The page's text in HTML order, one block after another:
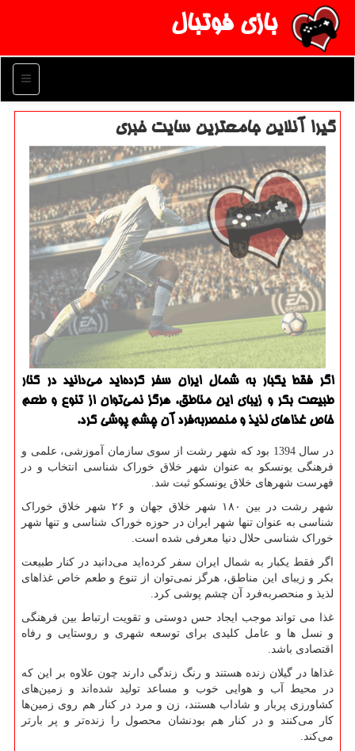
بازی فوتبال
منو
گیرا آنلاین جامعترین سایت خبری
اگر فقط یكبار به شمال ایران سفر كرده‌اید می‌دانید در كنار
طبیعت بكر و زیبای این مناطق، هرگز نمی‌توان از تنوع و طعم
خاص غذا‌های لذیذ و منحصر‌به‌فرد آن چشم پوشی كرد.
در سال 1394 بود که شهر رشت از سوی سازمان آموزشی، علمی و
فرهنگی یونسکو به عنوان شهر خلاق خوراک شناسی انتخاب و در
فهرست شهرهای خلاق یونسکو ثبت شد.
شهر رشت در بین ۱۸۰ شهر خلاق جهان و ۲۶ شهر خلاق خوراک
شناسی به عنوان تنها شهر ایران در حوزه خوراک شناسی و تنها شهر
خوراک شناسی حلال دنیا معرفی شده است.
اگر فقط یکبار به شمال ایران سفر کرده‌اید می‌دانید در کنار طبیعت
بکر و زیبای این مناطق، هرگز نمی‌توان از تنوع و طعم خاص غذا‌های
لذیذ و منحصر‌به‌فرد آن چشم پوشی کرد.
غذا می تواند موجب ایجاد حس دوستی و تقویت ارتباط بین فرهنگی
و نسل ها و عامل کلیدی برای توسعه شهری و روستایی و رفاه
اقتصادی باشد.
غذاها در گیلان زنده هستند و رنگ زندگی دارند چون علاوه بر این ‌که
در محیط آب و هوایی خوب و مساعد تولید شده‌اند و ‌زمین‌های
کشاورزی پربار و شاداب هستند، زن و مرد در کنار هم روی زمین‌ها
کار می‌کنند و در کنار هم بودنشان محصول را زنده‌تر و پر بارتر
می‌کند.